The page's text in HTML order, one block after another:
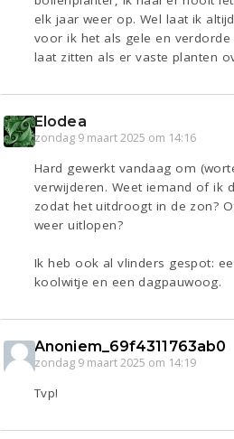
elk jaar weer op. Wel laat ik
voor ik het als gele en
laat zitten als er vaste planten
Elodea
zondag 9 maart 2025 om 14:16
Hard gewerkt vandaag om
verwijderen. Weet iemand of ik
zodat het uitdroogt in de zon?
weer uitlopen?
Ik heb ook al vlinders gespot:
koolwitje en een dagpauwoog.
Anoniem_69f4311763ab0
zondag 9 maart 2025 om 14:19
Tvp!